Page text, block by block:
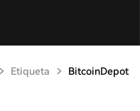
Etiqueta BitcoinDepot